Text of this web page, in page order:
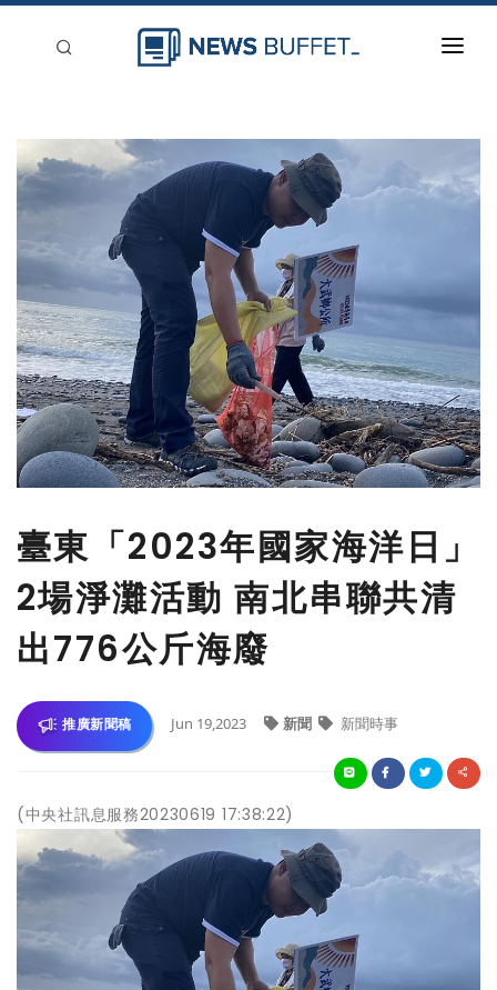
臺東「2023年國家海洋日」
2場淨灘活動 南北串聯共清
出776公斤海廢
推廣新聞稿 Jun 19,2023 新聞 新聞時事
(中央社訊息服務20230619 17:38:22)